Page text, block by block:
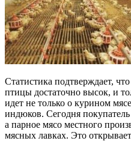
Статистика подтверждает,
птицы достаточно высок, и
идет не только о курином
индюков. Сегодня
а парное мясо местного
мясных лавках. Это